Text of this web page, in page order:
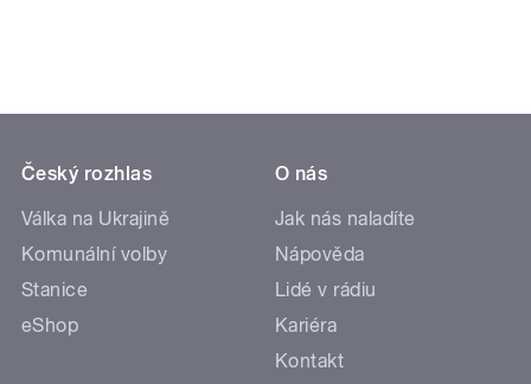
Český rozhlas
Válka na Ukrajině
Komunální volby
Stanice
eShop
O nás
Jak nás naladíte
Nápověda
Lidé v rádiu
Kariéra
Kontakt